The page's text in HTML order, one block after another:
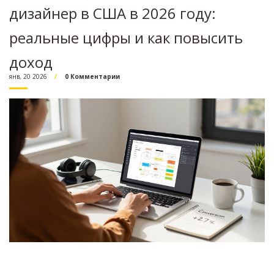
дизайнер в США в 2026 году:
реальные цифры и как повысить
доход
янв, 20 2026 0 Комментарии